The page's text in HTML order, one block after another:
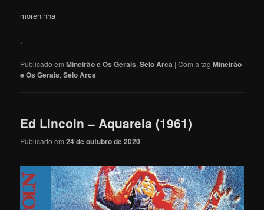
moreninha
.
Publicado em Mineirão e Os Gerais,Selo Arca |Com a tagMineirão
e Os Gerais,Selo Arca
Ed Lincoln – Aquarela (1961)
Publicado em24 de outubro de 2020